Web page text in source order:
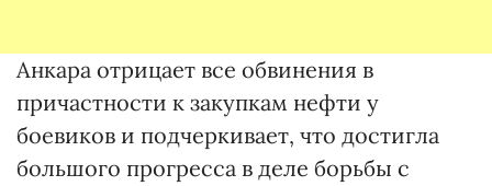
Анкара отрицает все обвинения в
причастности к закупкам нефти у
боевиков и подчеркивает, что достигла
большого прогресса в деле борьбы с